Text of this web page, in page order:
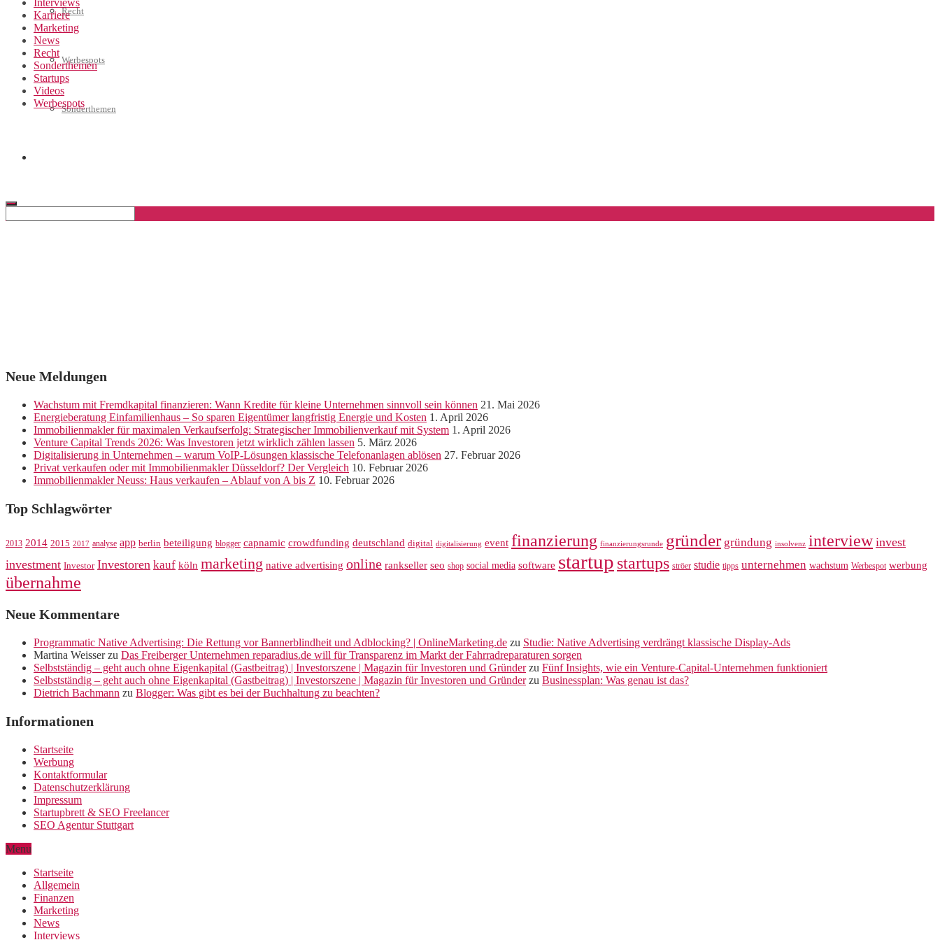
Recht
Werbespots
Sonderthemen
Interviews
Karriere
Marketing
News
Recht
Sonderthemen
Startups
Videos
Werbespots
Neue Meldungen
Wachstum mit Fremdkapital finanzieren: Wann Kredite für kleine Unternehmen sinnvoll sein können 21. Mai 2026
Energieberatung Einfamilienhaus – So sparen Eigentümer langfristig Energie und Kosten 1. April 2026
Immobilienmakler für maximalen Verkaufserfolg: Strategischer Immobilienverkauf mit System 1. April 2026
Venture Capital Trends 2026: Was Investoren jetzt wirklich zählen lassen 5. März 2026
Digitalisierung in Unternehmen – warum VoIP-Lösungen klassische Telefonanlagen ablösen 27. Februar 2026
Privat verkaufen oder mit Immobilienmakler Düsseldorf? Der Vergleich 10. Februar 2026
Immobilienmakler Neuss: Haus verkaufen – Ablauf von A bis Z 10. Februar 2026
Top Schlagwörter
2013 2014 2015 2017 analyse app berlin beteiligung blogger capnamic crowdfunding deutschland digital digitalisierung event finanzierung finanzierungsrunde gründer gründung insolvenz interview invest
investment Investor Investoren kauf köln marketing native advertising online rankseller seo shop social media software startup startups ströer studie tipps unternehmen wachstum Werbespot werbung
übernahme
Neue Kommentare
Programmatic Native Advertising: Die Rettung vor Bannerblindheit und Adblocking? | OnlineMarketing.de zu Studie: Native Advertising verdrängt klassische Display-Ads
Martina Weisserzu Das Freiberger Unternehmen reparadius.de will für Transparenz im Markt der Fahrradreparaturen sorgen
Selbstständig – geht auch ohne Eigenkapital (Gastbeitrag) | Investorszene | Magazin für Investoren und Gründerzu Fünf Insights, wie ein Venture-Capital-Unternehmen funktioniert
Selbstständig – geht auch ohne Eigenkapital (Gastbeitrag) | Investorszene | Magazin für Investoren und Gründerzu Businessplan: Was genau ist das?
Dietrich Bachmann zu Blogger: Was gibt es bei der Buchhaltung zu beachten?
Informationen
Startseite
Werbung
Kontaktformular
Datenschutzerklärung
Impressum
Startupbrett & SEO Freelancer
SEO Agentur Stuttgart
Menu
Startseite
Allgemein
Finanzen
Marketing
News
Interviews